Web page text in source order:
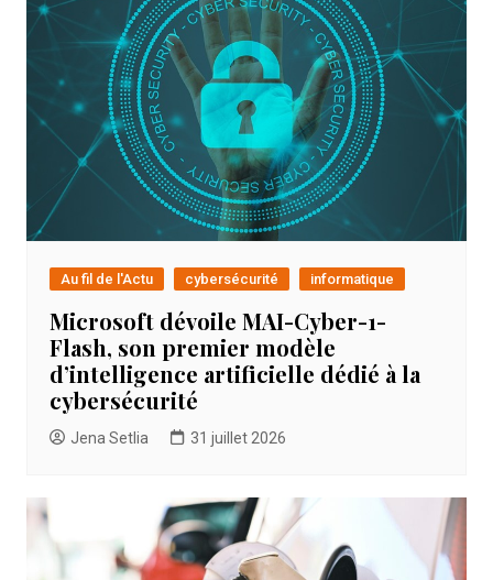
Au fil de l'Actu cybersécurité informatique
Microsoft dévoile MAI-Cyber-1-
Flash, son premier modèle
d’intelligence artificielle dédié à la
cybersécurité
Jena Setlia 31 juillet 2026